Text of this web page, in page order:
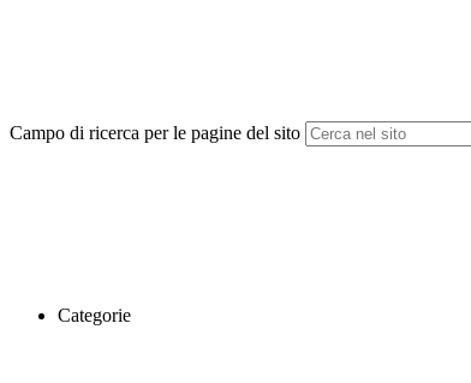
Campo di ricerca per le pagine del sito
Categorie